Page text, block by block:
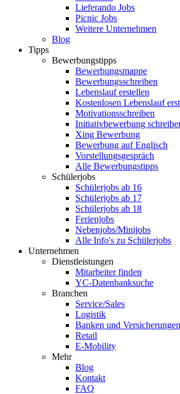
Lieferando Jobs
Picnic Jobs
Weitere Unternehmen
Blog
Tipps
Bewerbungstipps
Bewerbungsmappe
Bewerbungsschreiben
Lebenslauf erstellen
Kostenlosen Lebenslauf
Motivationsschreiben
Initiativbewerbung
Xing Bewerbung
Bewerbung auf Englisch
Vorstellungsgespräch
Alle Bewerbungstipps
Schülerjobs
Schülerjobs ab 16
Schülerjobs ab 17
Schülerjobs ab 18
Ferienjobs
Nebenjobs/Minijobs
Alle Info's zu Schülerjobs
Unternehmen
Dienstleistungen
Mitarbeiter finden
YC-Datenbanksuche
Branchen
Service/Sales
Logistik
Banken und Versicherungen
Retail
E-Mobility
Mehr
Blog
Kontakt
FAQ